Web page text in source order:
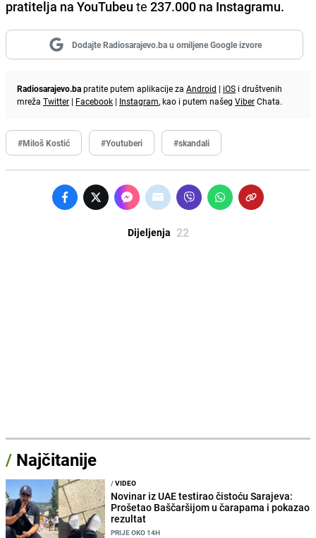
pratitelja na YouTubeu te 237.000 na Instagramu.
Dodajte Radiosarajevo.ba u omiljene Google izvore
Radiosarajevo.bapratite putem aplikacije za Android | iOS i društvenih
mreža Twitter | Facebook | Instagram, kao i putem našeg ViberChata.
#Miloš Kostić #Youtuberi #skandali
Dijeljenja 22
/ Najčitanije
/VIDEO
Novinar iz UAE testirao čistoću Sarajeva:
Prošetao Baščaršijom u čarapama i pokazao
rezultat
PRIJE OKO 14H